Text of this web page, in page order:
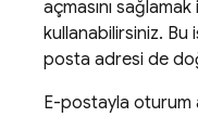
açmasını
kullanabilirsiniz. Bu
posta adresi de
E-postayla oturum